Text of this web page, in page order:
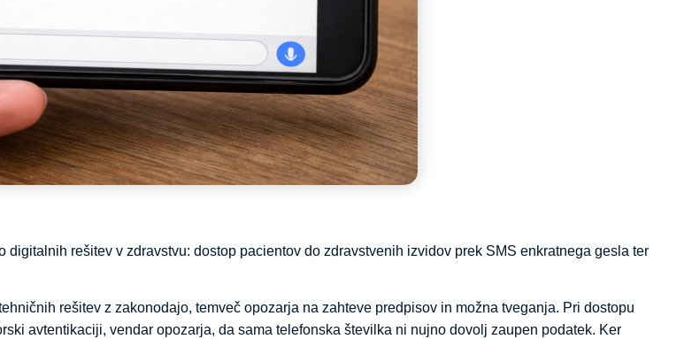
rešitev v zdravstvu: dostop pacientov do zdravstvenih izvidov prek SMS enkratnega gesla ter
rešitev z zakonodajo, temveč opozarja na zahteve predpisov in možna tveganja. Pri dostopu
avtentikaciji, vendar opozarja, da sama telefonska številka ni nujno dovolj zaupen podatek. Ker